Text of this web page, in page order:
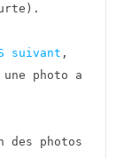
suivant ,
photo a
photos